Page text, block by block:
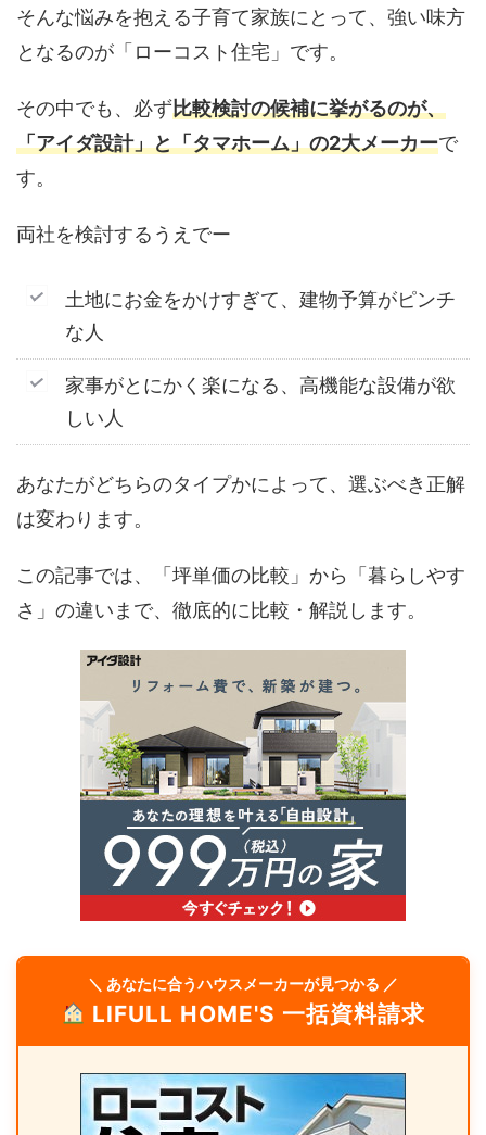
そんな悩みを抱える子育て家族にとって、強い味方
となるのが「ローコスト住宅」です。
その中でも、必ず比較検討の候補に挙がるのが、
「アイダ設計」と「タマホーム」の2大メーカーで
す。
両社を検討するうえでー
土地にお金をかけすぎて、建物予算がピンチ
な人
家事がとにかく楽になる、高機能な設備が欲
しい人
あなたがどちらのタイプかによって、選ぶべき正解
は変わります。
この記事では、「坪単価の比較」から「暮らしやす
さ」の違いまで、徹底的に比較・解説します。
＼ あなたに合うハウスメーカーが見つかる ／
LIFULL HOME'S 一括資料請求